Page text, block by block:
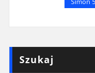
Szukaj